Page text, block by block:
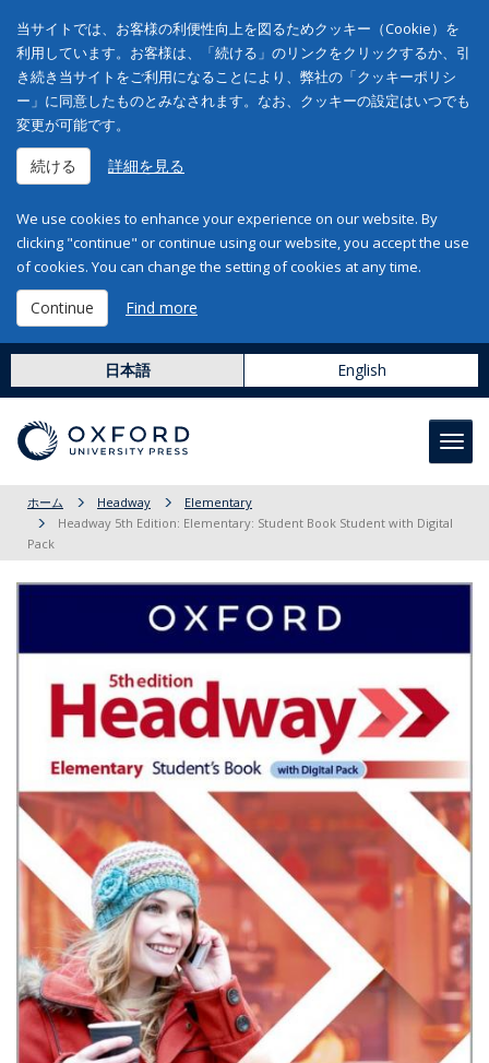
当サイトでは、お客様の利便性向上を図るためクッキー（Cookie）を
利用しています。お客様は、「続ける」のリンクをクリックするか、引
き続き当サイトをご利用になることにより、弊社の「クッキーポリシ
ー」に同意したものとみなされます。なお、クッキーの設定はいつでも
変更が可能です。
続ける 詳細を見る
We use cookies to enhance your experience on our website. By
clicking "continue" or continue using our website, you accept the use
of cookies. You can change the setting of cookies at any time.
Continue Find more
日本語 English
ホーム Headway
Elementary
Headway 5th Edition: Elementary: Student Book Student with Digital
Pack